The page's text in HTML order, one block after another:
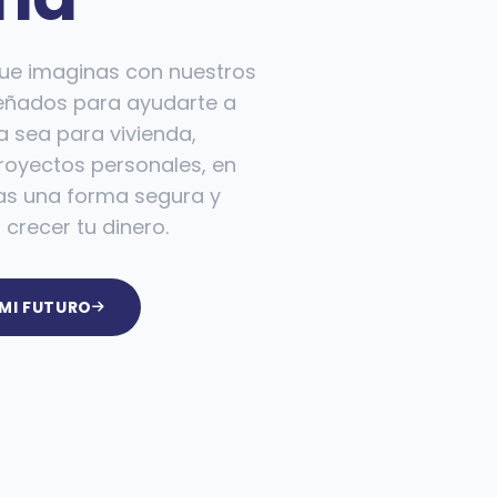
imaginas con nuestros
para ayudarte a
sea para vivienda,
personales, en
una forma segura y
tu dinero.
FUTURO